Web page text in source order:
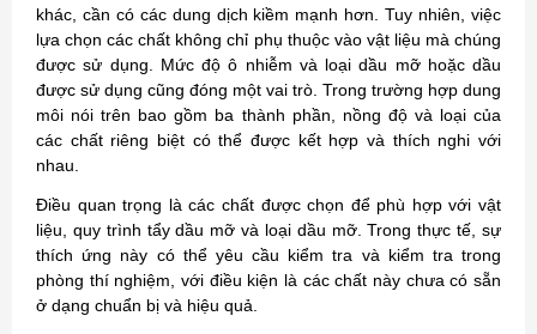
khác, cần có các dung dịch kiềm mạnh hơn. Tuy nhiên, việc
lựa chọn các chất không chỉ phụ thuộc vào vật liệu mà chúng
được sử dụng. Mức độ ô nhiễm và loại dầu mỡ hoặc dầu
được sử dụng cũng đóng một vai trò. Trong trường hợp dung
môi nói trên bao gồm ba thành phần, nồng độ và loại của
các chất riêng biệt có thể được kết hợp và thích nghi với
nhau.
Điều quan trọng là các chất được chọn để phù hợp với vật
liệu, quy trình tẩy dầu mỡ và loại dầu mỡ. Trong thực tế, sự
thích ứng này có thể yêu cầu kiểm tra và kiểm tra trong
phòng thí nghiệm, với điều kiện là các chất này chưa có sẵn
ở dạng chuẩn bị và hiệu quả.